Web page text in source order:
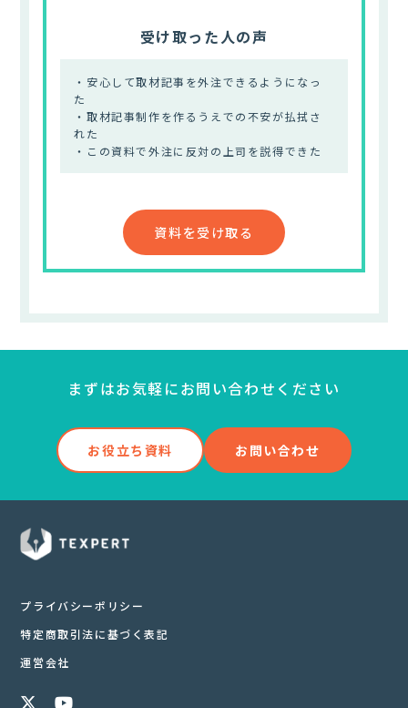
受け取った人の声
・安心して取材記事を外注できるようになっ
た
・取材記事制作を作るうえでの不安が払拭さ
れた
・この資料で外注に反対の上司を説得できた
資料を受け取る
まずはお気軽にお問い合わせください
お役立ち資料 お問い合わせ
プライバシーポリシー
特定商取引法に基づく表記
運営会社